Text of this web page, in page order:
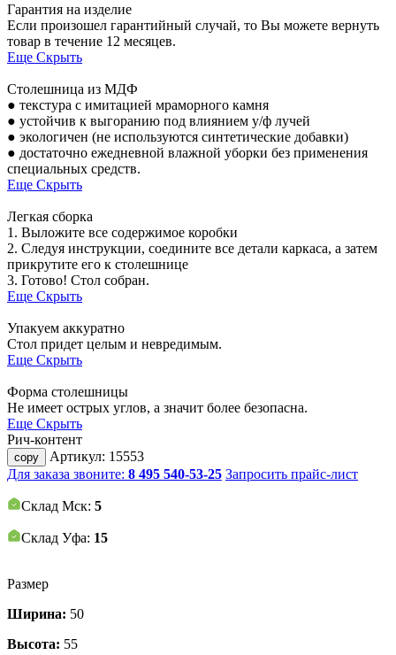
Гарантия на изделие
Если произошел гарантийный случай, то Вы можете вернуть
товар в течение 12 месяцев.
Еще Скрыть
Столешница из МДФ
● текстура с имитацией мраморного камня
● устойчив к выгоранию под влиянием у/ф лучей
● экологичен (не используются синтетические добавки)
● достаточно ежедневной влажной уборки без применения
специальных средств.
Еще Скрыть
Легкая сборка
1. Выложите все содержимое коробки
2. Следуя инструкции, соедините все детали каркаса, а затем
прикрутите его к столешнице
3. Готово! Стол собран.
Еще Скрыть
Упакуем аккуратно
Стол придет целым и невредимым.
Еще Скрыть
Форма столешницы
Не имеет острых углов, а значит более безопасна.
Еще Скрыть
Рич-контент
copy Артикул: 15553
Для заказа звоните: 8 495 540-53-25 Запросить прайс-лист
Склад Мск: 5
Склад Уфа: 15
Размер
Ширина: 50
Высота: 55